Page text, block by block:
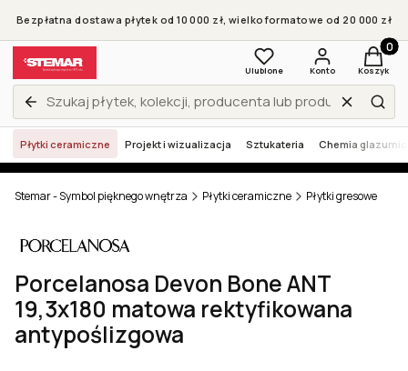
Bezpłatna dostawa płytek od 10 000 zł, wielkoformatowe od 20 000 zł
Zamknij wyszukiwarkę
Wyczyść
Ulubione Konto Koszyk
Płytki ceramiczne Projekt i wizualizacja Sztukateria Chemia
Stemar - Symbol pięknego wnętrza Płytki ceramiczne Płytki gresowe
Porcelanosa Devon Bone ANT
19,3x180 matowa rektyfikowana
antypoślizgowa